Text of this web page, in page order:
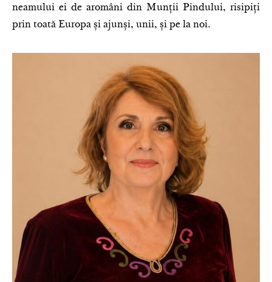
neamului ei de aromâni din Munții Pindului, risipiți
prin toată Europa și ajunși, unii, și pe la noi.